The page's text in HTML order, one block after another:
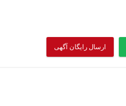
ارسال رایگان آگهی